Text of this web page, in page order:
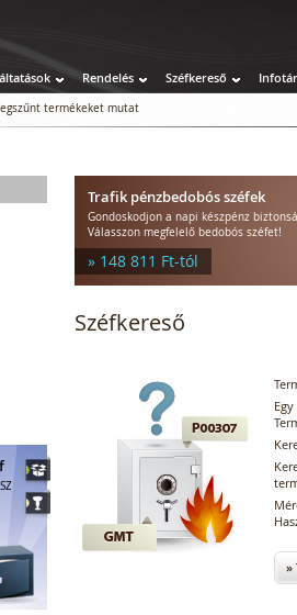
Rendelés Széfkereső Infotár
termékeket mutat
Trafik pénzbedobós széfek
Gondoskodjon a napi készpénz
Válasszon megfelelő bedobós széfet!
» 148 811 Ft-tól
Széfkereső
»